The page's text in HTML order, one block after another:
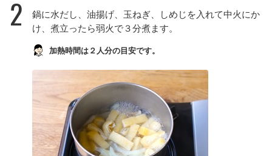
2
鍋に水だし、油揚げ、玉ねぎ、しめじを入れて中火にか
け、煮立ったら弱火で３分煮ます。
加熱時間は２人分の目安です。